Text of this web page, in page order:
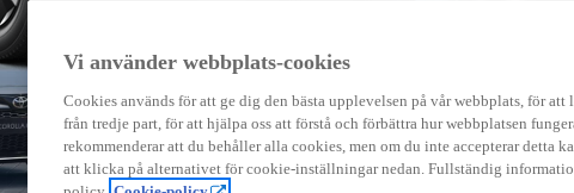
Från 569 900 kr
Från 3 958 kr/mån
Vi använder webbplats-cookies
Cookies används för att ge dig den bästa upplevelsen på vår webbplats, för att
från tredje part, för att hjälpa oss att förstå och förbättra hur webbplatsen
rekommenderar att du behåller alla cookies, men om du inte accepterar detta
att klicka på alternativet för cookie-inställningar nedan. Fullständig